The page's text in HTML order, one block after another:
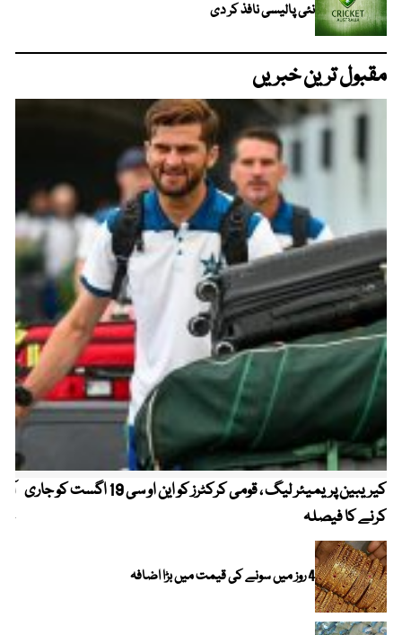
نئی پالیسی نافذ کر دی
مقبول ترین خبریں
کیریبین پریمیئر لیگ ، قومی کرکٹرز کو این او سی 19 اگست کو جاری
کرنے کا فیصلہ
4 روز میں سونے کی قیمت میں بڑا اضافہ